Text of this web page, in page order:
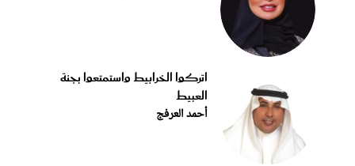
اتركوا الخرابيط واستمتعوا بجنة
العبيط
أحمد العرفج